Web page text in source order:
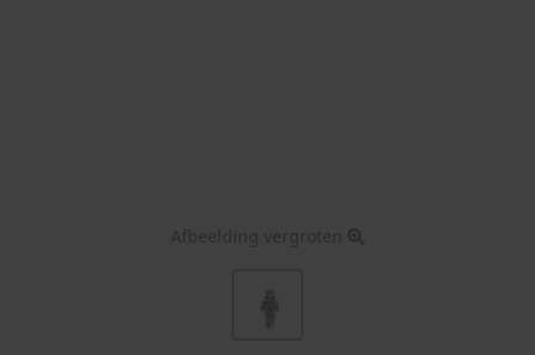
Afbeelding vergroten